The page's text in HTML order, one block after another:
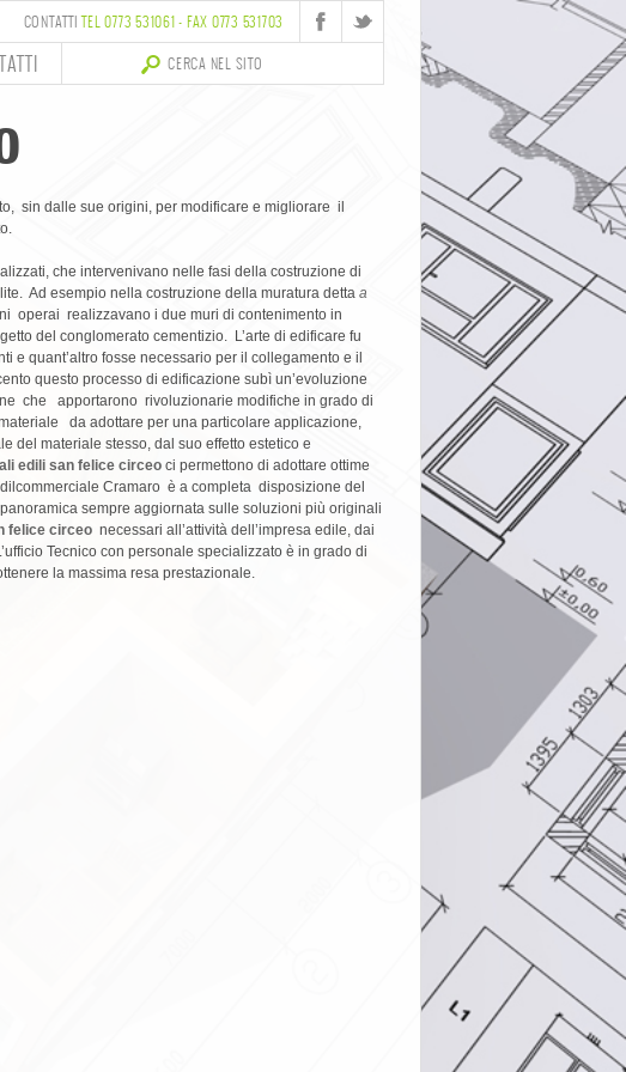
CONTATTITEL 0773 531061 - FAX 0773 531703
sin dalle sue origini, per modificare e migliorare il
che intervenivano nelle fasi della costruzione di
Ad esempio nella costruzione della muratura detta a
operai realizzavano i due muri di contenimento in
del conglomerato cementizio. L’arte di edificare fu
e quant’altro fosse necessario per il collegamento e il
questo processo di edificazione subì un’evoluzione
che apportarono rivoluzionarie modifiche in grado di
da adottare per una particolare applicazione,
del materiale stesso, dal suo effetto estetico e
edili san felice circeo ci permettono di adottare ottime
Cramaro è a completa disposizione del
sempre aggiornata sulle soluzioni più originali
felice circeo necessari all’attività dell’impresa edile, dai
Tecnico con personale specializzato è in grado di
la massima resa prestazionale.